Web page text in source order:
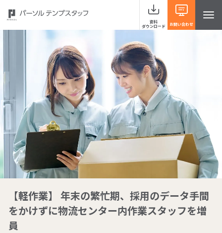
資料
ダウンロード お問い合わせ
サービスラインナップ
事例紹介
当社の強み
お役立ち情報 HRナレッジライン
よくあるご質問
イベント・セミナー
【軽作業】 年末の繁忙期、採用のデータ手間
をかけずに物流センター内作業スタッフを増
員